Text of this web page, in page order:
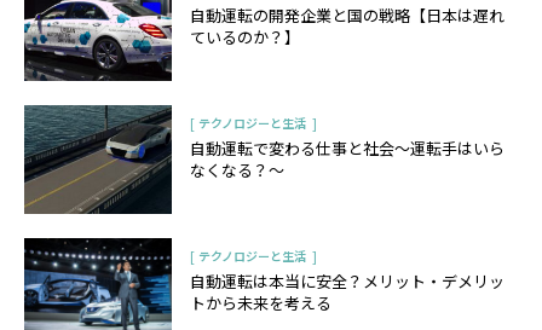
自動運転の開発企業と国の戦略【日本は遅れ
ているのか？】
[ テクノロジーと生活 ]
自動運転で変わる仕事と社会〜運転手はいら
なくなる？〜
[ テクノロジーと生活 ]
自動運転は本当に安全？メリット・デメリッ
トから未来を考える